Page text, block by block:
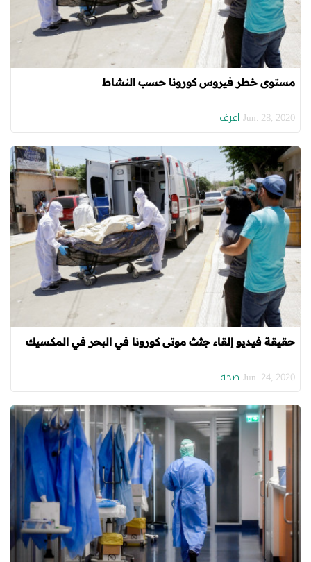
مستوى خطر فيروس كورونا حسب النشاط
Jun. 28, 2020 اعرف
حقيقة فيديو إلقاء جثث موتى كورونا في البحر في المكسيك
Jun. 24, 2020 صحة